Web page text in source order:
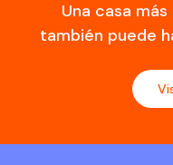
Una casa
también puede